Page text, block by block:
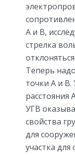
А и В,
стрелка
отклоняться.
Теперь
точки А и
расстояния
УГВ
свойства
для
участка для